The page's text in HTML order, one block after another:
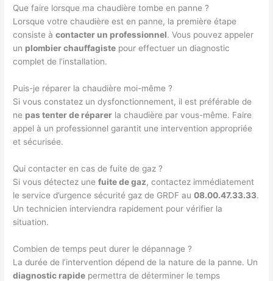
Que faire lorsque ma chaudière tombe en panne ?
Lorsque votre chaudière est en panne, la première étape
consiste àcontacter un professionnel. Vous pouvez appeler
un plombier chauffagiste pour effectuer un diagnostic
complet de l’installation.
Puis-je réparer la chaudière moi-même ?
Si vous constatez un dysfonctionnement, il est préférable de
ne pas tenter de réparer la chaudière par vous-même. Faire
appel à un professionnel garantit une intervention appropriée
et sécurisée.
Qui contacter en cas de fuite de gaz ?
Si vous détectez unefuite de gaz, contactez immédiatement
le service d’urgence sécurité gaz de GRDF au08.00.47.33.33.
Un technicien interviendra rapidement pour vérifier la
situation.
Combien de temps peut durer le dépannage ?
La durée de l’intervention dépend de la nature de la panne. Un
diagnostic rapide permettra de déterminer le temps